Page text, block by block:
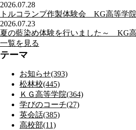
2026.07.28
トルコランプ作製体験会 KG高等学
2026.07.23
夏の藍染め体験を行いました～ KG
一覧を見る
テーマ
お知らせ(393)
松林校(445)
ＫＧ高等学院(364)
学びのコーチ(27)
英会話(385)
高校部(11)